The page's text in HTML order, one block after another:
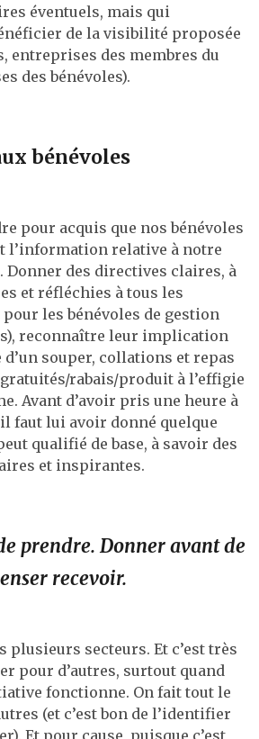
éventuels, mais qui
de la visibilité proposée
entreprises des membres du
des bénévoles).
bénévoles
pour acquis que nos bénévoles
l’information relative à notre
Donner des directives claires, à
et réfléchies à tous les
pour les bénévoles de gestion
reconnaître leur implication
d’un souper, collations et repas
rabais/produit à l’effigie
Avant d’avoir pris une heure à
faut lui avoir donné quelque
qualifié de base, à savoir des
et inspirantes.
prendre. Donner avant de
recevoir.
plusieurs secteurs. Et c’est très
pour d’autres, surtout quand
fonctionne. On fait tout le
(et c’est bon de l’identifier
Et pour cause, puisque c’est